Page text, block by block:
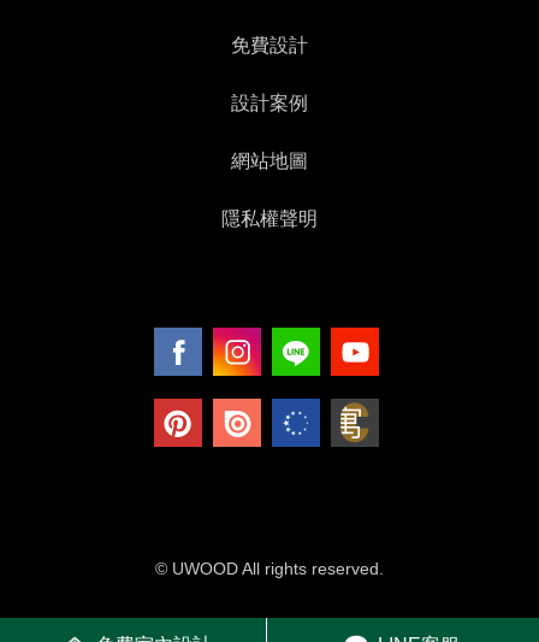
免費設計
設計案例
網站地圖
隱私權聲明
© UWOOD All rights reserved.